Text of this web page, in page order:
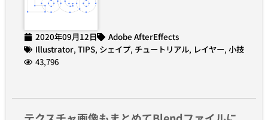
2020年09月12日
Adobe AfterEffects
Illustrator, TIPS, シェイプ, チュートリアル, レイヤー, 小技
43,796